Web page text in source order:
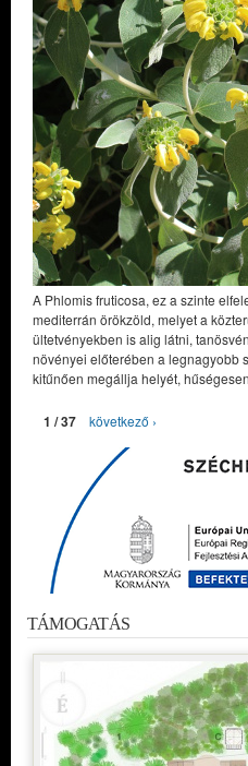
A Phlomis fruticosa, ez a szinte
mediterrán örökzöld, melyet a
ültetvényekben is alig látni,
növényei előterében a legnagyobb
kitűnően megállja helyét,
1 / 37 következő ›
TÁMOGATÁS